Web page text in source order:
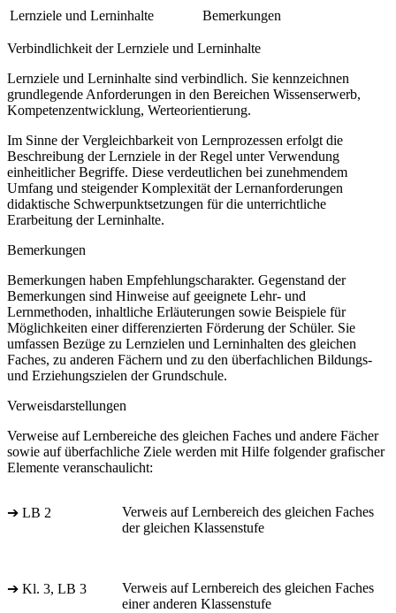
Lernziele und Lerninhalte Bemerkungen
Verbindlichkeit der Lernziele und Lerninhalte
Lernziele und Lerninhalte sind verbindlich. Sie kennzeichnen
grundlegende Anforderungen in den Bereichen Wissenserwerb,
Kompetenzentwicklung, Werteorientierung.
Im Sinne der Vergleichbarkeit von Lernprozessen erfolgt die
Beschreibung der Lernziele in der Regel unter Verwendung
einheitlicher Begriffe. Diese verdeutlichen bei zunehmendem
Umfang und steigender Komplexität der Lernanforderungen
didaktische Schwerpunktsetzungen für die unterrichtliche
Erarbeitung der Lerninhalte.
Bemerkungen
Bemerkungen haben Empfehlungscharakter. Gegenstand der
Bemerkungen sind Hinweise auf geeignete Lehr- und
Lernmethoden, inhaltliche Erläuterungen sowie Beispiele für
Möglichkeiten einer differenzierten Förderung der Schüler. Sie
umfassen Bezüge zu Lernzielen und Lerninhalten des gleichen
Faches, zu anderen Fächern und zu den überfachlichen Bildungs-
und Erziehungszielen der Grundschule.
Verweisdarstellungen
Verweise auf Lernbereiche des gleichen Faches und andere Fächer
sowie auf überfachliche Ziele werden mit Hilfe folgender grafischer
Elemente veranschaulicht:
➔ LB 2
Verweis auf Lernbereich des gleichen Faches
der gleichen Klassenstufe
➔ Kl. 3, LB 3
Verweis auf Lernbereich des gleichen Faches
einer anderen Klassenstufe